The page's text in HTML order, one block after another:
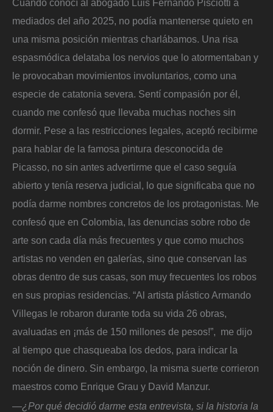
Cuando conocí al abogado Luis Fernando Pisciotti a
mediados del año 2025, no podía mantenerse quieto en
una misma posición mientras charlábamos. Una risa
espasmódica delataba los nervios que lo atormentaban y
le provocaban movimientos involuntarios, como una
especie de catatonia severa. Sentí compasión por él,
cuando me confesó que llevaba muchas noches sin
dormir. Pese a las restricciones legales, aceptó recibirme
para hablar de la famosa pintura desconocida de
Picasso, no sin antes advertirme que el caso seguía
abierto y tenía reserva judicial, lo que significaba que no
podía darme nombres concretos de los protagonistas. Me
confesó que en Colombia, las denuncias sobre robo de
arte son cada día más frecuentes y que como muchos
artistas no venden en galerías, sino que conservan las
obras dentro de sus casas, son muy frecuentes los robos
en sus propias residencias. “Al artista plástico Armando
Villegas le robaron durante toda su vida 26 obras,
avaluadas en ¡más de 150 millones de pesos!”, me dijo
al tiempo que chasqueaba los dedos, para indicar la
noción de dinero. Sin embargo, la misma suerte corrieron
maestros como Enrique Grau y David Manzur.
—¿Por qué decidió darme esta entrevista, si la historia la